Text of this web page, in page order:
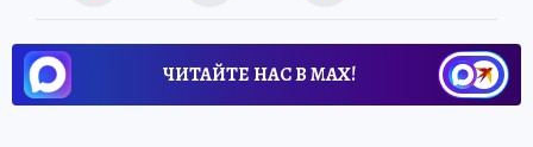
ЧИТАЙТЕ НАС В МАХ!